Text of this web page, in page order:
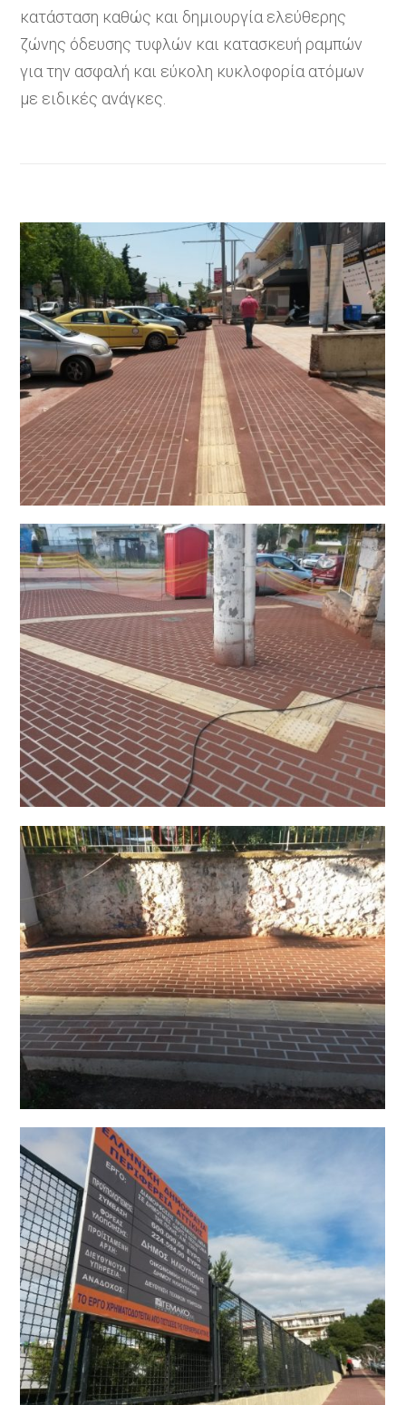
κατάσταση καθώς και δημιουργία ελεύθερης
ζώνης όδευσης τυφλών και κατασκευή ραμπών
για την ασφαλή και εύκολη κυκλοφορία ατόμων
με ειδικές ανάγκες.